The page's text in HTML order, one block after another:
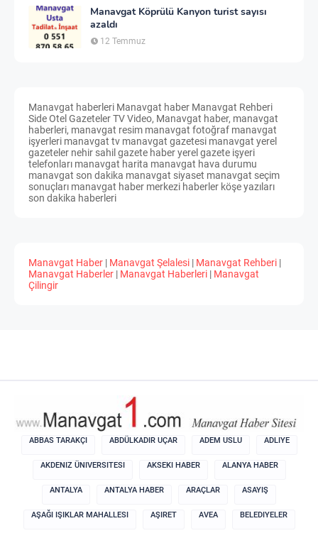
Manavgat Köprülü Kanyon turist sayısı
azaldı
12 Temmuz
Manavgat haberleri Manavgat haber Manavgat Rehberi
Side Otel Gazeteler TV Video, Manavgat haber, manavgat
haberleri, manavgat resim manavgat fotoğraf manavgat
işyerleri manavgat tv manavgat gazetesi manavgat yerel
gazeteler nehir sahil gazete haber yerel gazete işyeri
telefonları manavgat harita manavgat hava durumu
manavgat son dakika manavgat siyaset manavgat seçim
sonuçları manavgat haber merkezi haberler köşe yazıları
son dakika haberleri
Manavgat Haber | Manavgat Şelalesi | Manavgat Rehberi |
Manavgat Haberler | Manavgat Haberleri | Manavgat
Çilingir
ABBAS TARAKÇI ABDÜLKADIR UÇAR ADEM USLU ADLIYE
AKDENIZ ÜNIVERSITESI AKSEKI HABER ALANYA HABER
ANTALYA ANTALYA HABER ARAÇLAR ASAYIŞ
AŞAĞI IŞIKLAR MAHALLESI AŞIRET AVEA BELEDIYELER